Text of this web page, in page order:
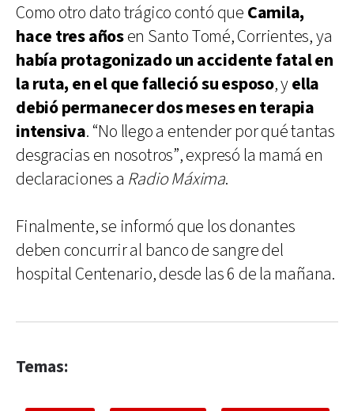
Como otro dato trágico contó que Camila,
hace tres añosen Santo Tomé, Corrientes, ya
había protagonizado un accidente fatal en
la ruta, en el que falleció su esposo, yella
debió permanecer dos meses en terapia
intensiva. “No llego a entender por qué tantas
desgracias en nosotros”, expresó la mamá en
declaraciones a Radio Máxima.
Finalmente, se informó que los donantes
deben concurrir al banco de sangre del
hospital Centenario, desde las 6 de la mañana.
Temas: